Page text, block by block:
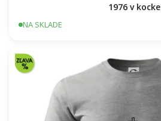
1976 v kocke
NA SKLADE